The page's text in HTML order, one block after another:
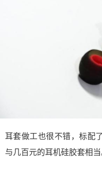
耳套做工也很不错，标配
与几百元的耳机硅胶套相当